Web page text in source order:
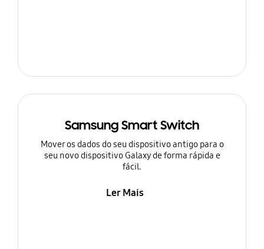
Samsung Smart Switch
Mover os dados do seu dispositivo antigo para o
seu novo dispositivo Galaxy de forma rápida e
fácil.
Ler Mais